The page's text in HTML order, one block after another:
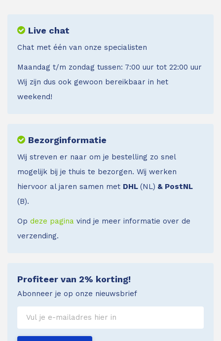
Live chat
Chat met één van onze specialisten
Maandag t/m zondag tussen: 7:00 uur tot 22:00 uur
Wij zijn dus ook gewoon bereikbaar in het
weekend!
Bezorginformatie
Wij streven er naar om je bestelling zo snel
mogelijk bij je thuis te bezorgen. Wij werken
hiervoor al jaren samen met DHL (NL) & PostNL
(B).
Op deze pagina vind je meer informatie over de
verzending.
Profiteer van 2% korting!
Abonneer je op onze nieuwsbrief